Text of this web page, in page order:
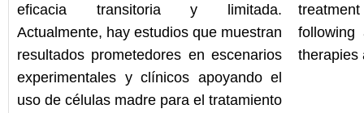
eficacia transitoria y limitada.
Actualmente, hay estudios que muestran
resultados prometedores en escenarios
experimentales y clínicos apoyando el
uso de células madre para el tratamiento
following
therapies